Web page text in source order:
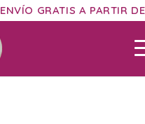
ENVÍO GRATIS A PARTIR